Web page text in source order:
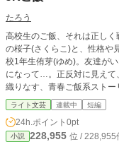
たろう
高校生のご飯、それは正し
の桜子(さくらこ)と、性格や
校1年生侑芽(ゆめ)。友達が
になって…。正反対に見えて
織りなす、青春ご飯系ストー
ライト文芸 連載中 短編
24h.ポイント 0pt
小説 228,955 位 / 228,955